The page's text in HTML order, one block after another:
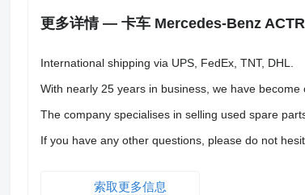
更多详情 — 卡车 Mercedes-Benz
International shipping via UPS, FedEx, TNT, DHL.
With nearly 25 years in business, we have
The company specialises in selling used spare
If you have any other questions, please do not
索取更多信息